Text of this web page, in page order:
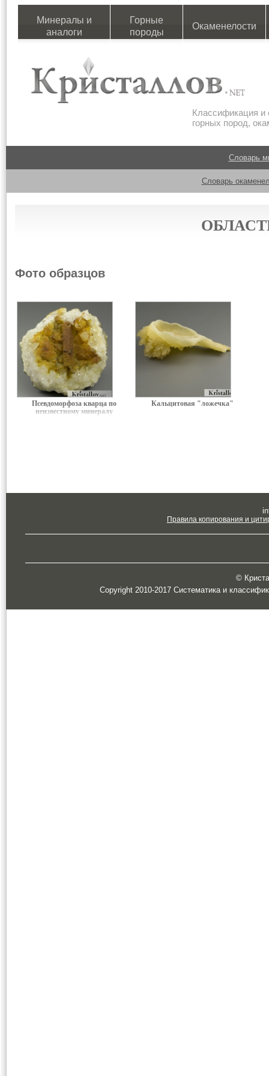
Минералы и
аналоги
Горные
породы
Окаменелости
Классификация и
горных пород,
Словарь
Словарь
Фото образцов
Псевдоморфоза кварца по
неизвестному минералу
Кальцитовая "ложечка"
Правила копирования и
©
Copyright 2010-2017 Систематика и